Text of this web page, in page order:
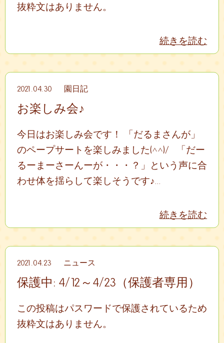
抜粋文はありません。
続きを読む
2021.04.30 園日記
お楽しみ会♪
今日はお楽しみ会です！ 「だるまさんが」
のペープサートを楽しみました(^^)/ 「だー
るーまーさーんーが・・・？」という声に合
わせ体を揺らして楽しそうです♪...
続きを読む
2021.04.23 ニュース
保護中: 4/12～4/23（保護者専用）
この投稿はパスワードで保護されているため
抜粋文はありません。